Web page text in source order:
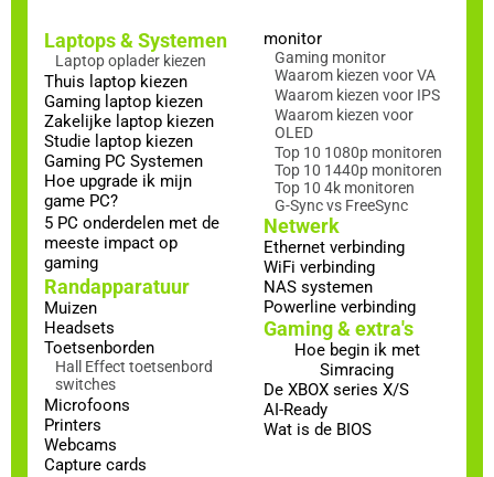
Laptops & Systemen
Laptop oplader kiezen
Thuis laptop kiezen
Gaming laptop kiezen
Zakelijke laptop kiezen
Studie laptop kiezen
Gaming PC Systemen
Hoe upgrade ik mijn
game PC?
5 PC onderdelen met de
meeste impact op
gaming
Randapparatuur
Muizen
Headsets
Toetsenborden
Hall Effect toetsenbord
switches
Microfoons
Printers
Webcams
Capture cards
monitor
Gaming monitor
Waarom kiezen voor VA
Waarom kiezen voor IPS
Waarom kiezen voor
OLED
Top 10 1080p monitoren
Top 10 1440p monitoren
Top 10 4k monitoren
G-Sync vs FreeSync
Netwerk
Ethernet verbinding
WiFi verbinding
NAS systemen
Powerline verbinding
Gaming & extra's
Hoe begin ik met
Simracing
De XBOX series X/S
AI-Ready
Wat is de BIOS